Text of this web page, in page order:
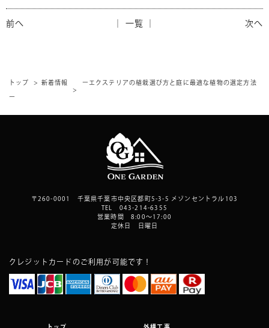
前へ 次へ
│ 一覧 │
トップ 新着情報 ーエクステリアの植栽選び方と庭に最適な植物の選定方法
ー
トップ 外構工事
〒260-0001 千葉県千葉市中央区都町5-3-5 メゾンセントラル103
TEL 043-214-6355
営業時間 8:00～17:00
定休日 日曜日
クレジットカードのご利用が可能です！